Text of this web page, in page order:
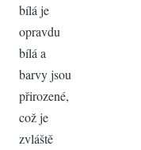
bílá je
opravdu
bílá a
barvy jsou
přirozené,
což je
zvláště